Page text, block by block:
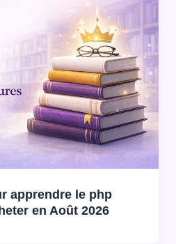
apprendre le php
en Août 2026